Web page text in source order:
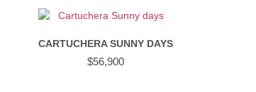
CARTUCHERA SUNNY DAYS
$56,900